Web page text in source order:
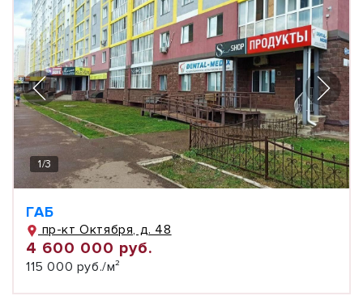
1/3
ГАБ
пр-кт Октября, д. 48
4 600 000 руб.
115 000 руб./м²